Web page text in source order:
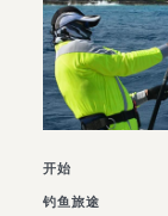
开始
钓鱼旅途